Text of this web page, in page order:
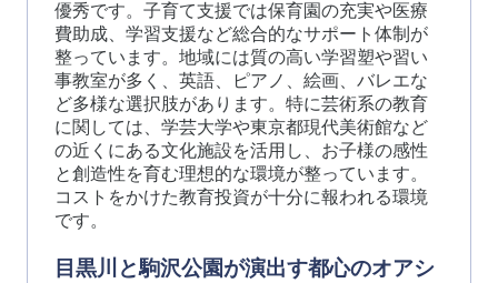
優秀です。子育て支援では保育園の充実や医療
費助成、学習支援など総合的なサポート体制が
整っています。地域には質の高い学習塑や習い
事教室が多く、英語、ピアノ、絵画、バレエな
ど多様な選択肢があります。特に芸術系の教育
に関しては、学芸大学や東京都現代美術館など
の近くにある文化施設を活用し、お子様の感性
と創造性を育む理想的な環境が整っています。
コストをかけた教育投資が十分に報われる環境
です。
目黒川と駒沢公園が演出す都心のオアシ